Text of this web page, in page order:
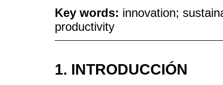
Key words: innovation;
productivity
1. INTRODUCCIÓN